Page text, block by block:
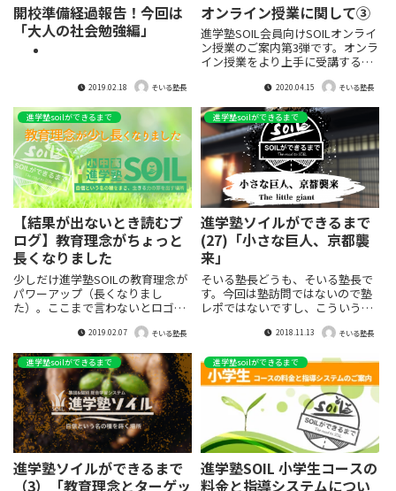
開校準備経過報告！今回は
「大人の社会勉強編」
2019.02.18 そいる塾長
オンライン授業に関して③
進学塾SOIL会員向けSOILオンライ
ン授業のご案内第3弾です。オンラ
イン授業をより上手に受講するた
2020.04.15 そいる塾長
進学塾soilができるまで
【結果が出ないとき読むブ
ログ】教育理念がちょっと
長くなりました
少しだけ進学塾SOILの教育理念が
パワーアップ（長くなりまし
た）。ここまで言わないとロゴと
ぱり芽を出すとこまであったほう
がいいなと。
2019.02.07 そいる塾長
進学塾soilができるまで
進学塾ソイルができるまで
(27)「小さな巨人、京都襲
来」
そいる塾長どうも、そいる塾長で
す。今回は塾訪問ではないので塾
レポではないですし、こういうブ
なみに今までは自粛してました。
で」というタイトルで書いている
以上書かなければならないだろう
と思った次第です。ほとんど自分
の話です（笑）先日自分にとって
大きな出会いが。福...
2018.11.13 そいる塾長
進学塾soilができるまで
進学塾ソイルができるまで
（3）「教育理念とターゲッ
進学塾soilができるまで
進学塾SOIL 小学生コースの
料金と指導システムについ